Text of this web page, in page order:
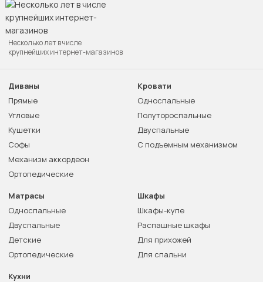
Несколько лет в числе
крупнейших интернет-магазинов
Диваны
Прямые
Угловые
Кушетки
Софы
Механизм аккордеон
Ортопедические
Кровати
Односпальные
Полутороспальные
Двуспальные
С подъемным механизмом
Матрасы
Односпальные
Двуспальные
Детские
Ортопедические
Шкафы
Шкафы-купе
Распашные шкафы
Для прихожей
Для спальни
Кухни